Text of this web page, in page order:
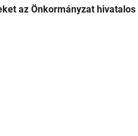
az Önkormányzat